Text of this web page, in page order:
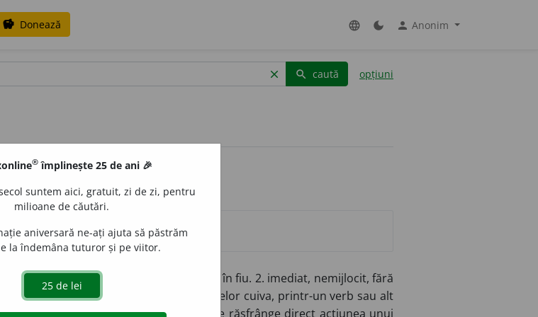
savings Donează language dark_mode person Anonim
clear search caută opțiuni
fără ocoluri. ♦ în linie ~ă = din tată în fiu. 2. imediat, nemijlocit, fără
sau stilistic de redare fidelă a spuselor cuiva, printr-un verb sau alt
care exprimă obiectul asupra căruia se răsfrânge direct acțiunea unui
® împlinește 25 de ani 🎉
suntem aici, gratuit, zi de zi, pentru
milioane de căutări.
aniversară ne-ați ajuta să păstrăm
la îndemâna tuturor și pe viitor.